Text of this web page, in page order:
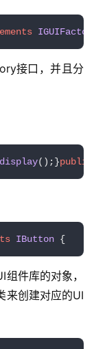
接口，并且分
display() ;}public
IButton {
件库的对象，
来创建对应的UI